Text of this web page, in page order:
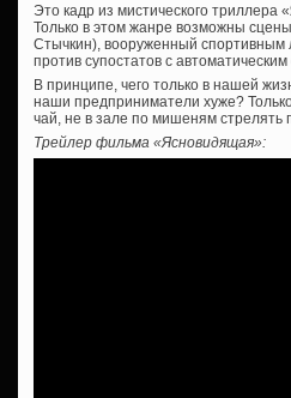
Это кадр из мистического триллера «
Только в этом жанре возможны
Стычкин), вооруженный спортивным
против супостатов с
В принципе, чего только в нашей
наши предприниматели хуже?
чай, не в зале по мишеням
Трейлер фильма «Ясновидящая»: